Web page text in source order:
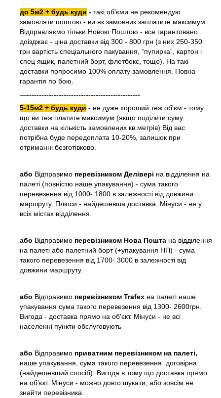
до 5м2 + будь куди - такі об'єми не рекомендую
замовляти поштою - ви як замовник заплатите максимум.
Відправляємо тільки Новою Поштою - все гарантовано
доізджає - ціна доставки від 300 - 800 грн (з них 250-350
грн вартість спеціального пакування, “пупирка”, картон і
спец ящик, палетний борт, флетбокс, тощо). На такі
доставки попросимо 100% оплату замовлення. Повна
гарантія по бою.
—----------------------------------------------
5-15м2 + будь куди - не дуже хороший теж об'єм - тому
що ви теж платите максимум (якщо поділити суму
доставки на кількість замовлених кв.метрів) Від вас
потрібна буде передоплата 10-20%, залишок при
отриманні безготівково.
або Відправимо перевізником Делівері на відділення на
палеті (повністю наше упакування) - сума такого
перевезення від 1000- 1800 в залежності від довжини
маршруту. Плюси - найдешевша доставка. Мінуси - не у
всіх містах відділення.
або Відправимо перевізником Нова Пошта на відділення
на палеті або палетний борт (+упакування НП) - сума
такого перевезення від 1700- 3000 в залежності від
довжини маршруту.
або Відправимо перевізником Trafex на палеті наше
упакування сума такого перевезення від 1300- 2600грн.
Вигода - доставка прямо на об'єкт. Мінуси - не всі
населенні пункти обслуговують
або Відправимо приватним перевізником на палеті,
наше упакування, сума такого перевезення договірна
(найдешевший спосіб). Вигода в тому що доставка прямо
на об'єкт. Мінуси - можно довго шукати, або зовсім не
знайти перевізника.